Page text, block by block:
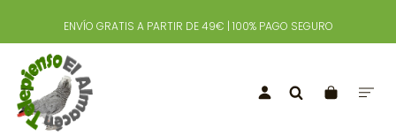
ENVÍO GRATIS A PARTIR DE 49€ | 100% PAGO SEGURO